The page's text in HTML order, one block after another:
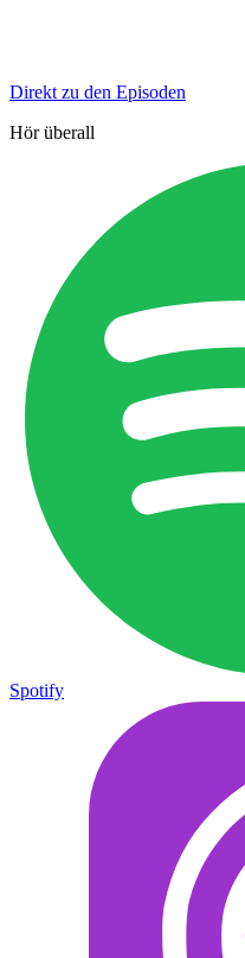
Direkt zu den Episoden
Hör überall
Spotify